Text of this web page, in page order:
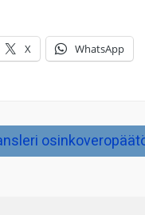
X WhatsApp